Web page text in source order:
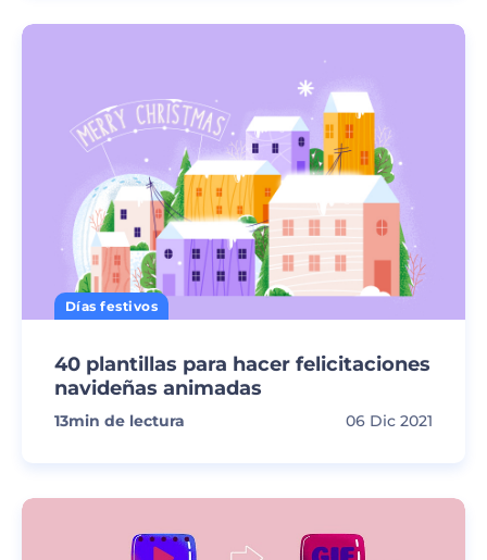
Días festivos
40 plantillas para hacer felicitaciones
navideñas animadas
13min de lectura 06 Dic 2021